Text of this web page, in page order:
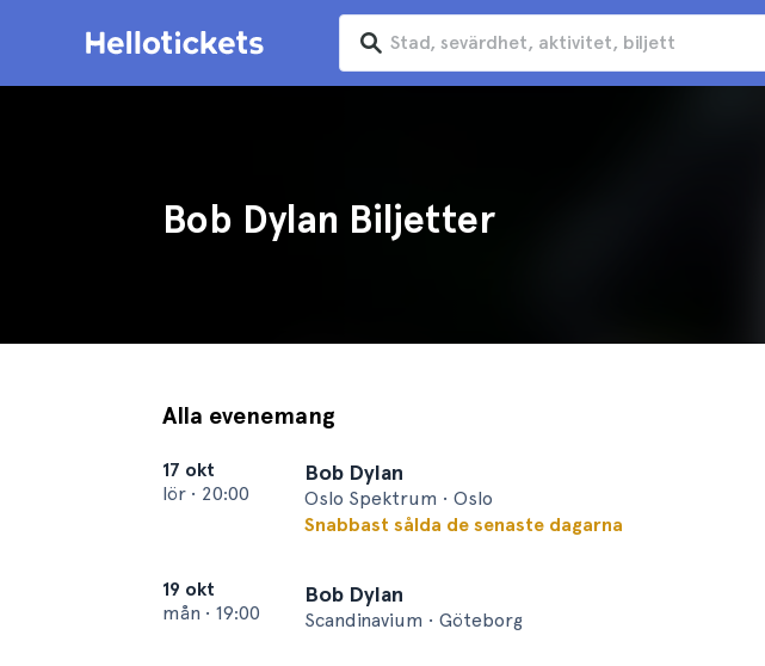
Bob Dylan Biljetter
Alla evenemang
17 okt
lör • 20:00
Bob Dylan
Oslo Spektrum • Oslo
Snabbast sålda de senaste dagarna
19 okt
mån • 19:00
Bob Dylan
Scandinavium • Göteborg